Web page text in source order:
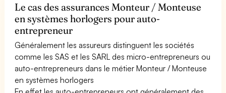
Le cas des assurances Monteur / Monteuse
en systèmes horlogers pour auto-
entrepreneur
Généralement les assureurs distinguent les sociétés
comme les SAS et les SARL des micro-entrepreneurs ou
auto-entrepreneurs dans le métier Monteur / Monteuse
en systèmes horlogers